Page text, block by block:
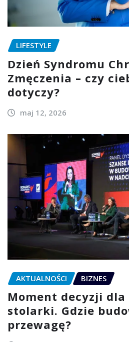
LIFESTYLE
Dzień Syndromu
Zmęczenia – czy
dotyczy?
maj 12, 2026
AKTUALNOŚCI BIZNES
Moment decyzji
stolarki. Gdzie
przewagę?